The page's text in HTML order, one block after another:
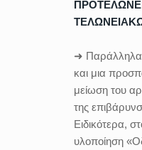
➜ Παράλληλα,
και μια
μείωση του
της
Ειδικότερα,
υλοποίηση